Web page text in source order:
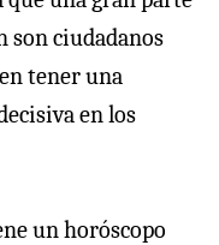
son ciudadanos
tener una
en los
un horóscopo